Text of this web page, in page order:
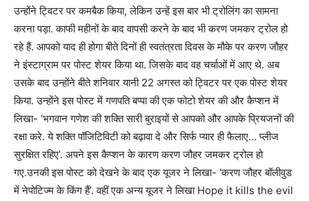
उन्होंने ट्विटर पर कमबैक किया, लेकिन उन्हें इस बार भी ट्रोलिंग का सामना
करना पड़ा. काफी महीनों के बाद वापसी करने के बाद भी करण जमकर ट्रोल हो
रहे हैं. आपको याद ही होगा बीते दिनों ही स्वतंत्रता दिवस के मौके पर करण जौहर
ने इंस्टाग्राम पर पोस्ट शेयर किया था. जिसके बाद वह चर्चाओं में आए थे. अब
उसके बाद उन्होंने बीते शनिवार यानी 22 अगस्त को ट्विटर पर एक पोस्ट शेयर
किया. उन्होंने इस पोस्ट में गणपति बप्पा की एक फोटो शेयर की और कैप्शन में
लिखा- ‘भगवान गणेश की शक्ति सारी बुराइयों से आपको और आपके प्रियजनों की
रक्षा करे. ये शक्ति पॉजिटिविटी को बढ़ावा दे और सिर्फ प्यार ही फैलाए… प्लीज
सुरक्षित रहिए’. अपने इस कैप्शन के कारण करण जौहर जमकर ट्रोल हो
गए.उनकी इस पोस्ट को देखने के बाद एक यूजर ने लिखा- ‘करण जौहर बॉलीवुड
में नेपोटिज्म के किंग हैं’. वहीं एक अन्य यूजर ने लिखा Hope it kills the evil